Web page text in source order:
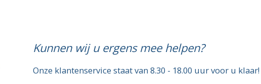
Kunnen wij u ergens mee helpen?
Onze klantenservice staat van 8.30 - 18.00 uur voor u klaar!